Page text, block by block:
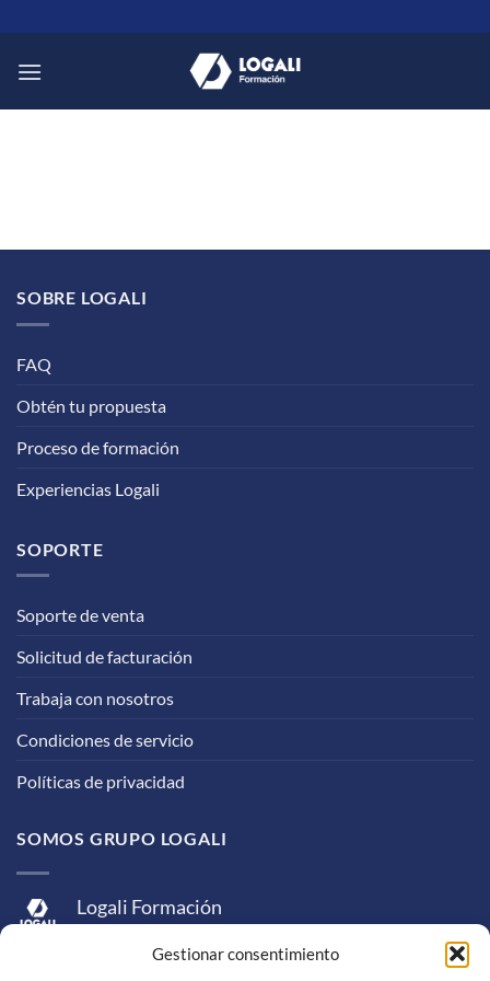
Gestionar consentimiento
al
contenido
SOBRE LOGALI
FAQ
Obtén tu propuesta
Proceso de formación
Experiencias Logali
SOPORTE
Soporte de venta
Solicitud de facturación
Trabaja con nosotros
Condiciones de servicio
Políticas de privacidad
SOMOS GRUPO LOGALI
Logali Formación
Logali Consultoría